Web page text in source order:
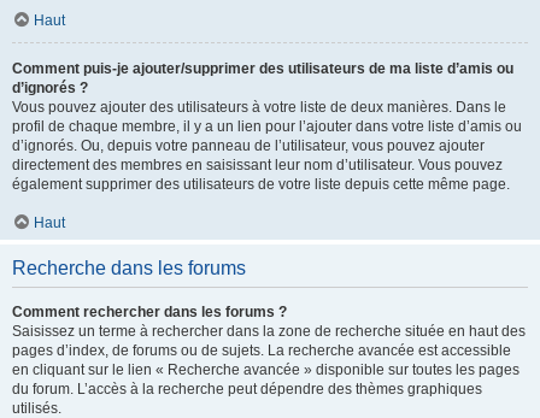
Haut
Comment puis-je ajouter/supprimer des utilisateurs de ma liste d’amis ou
d’ignorés ?
Vous pouvez ajouter des utilisateurs à votre liste de deux manières. Dans le
profil de chaque membre, il y a un lien pour l’ajouter dans votre liste d’amis ou
d’ignorés. Ou, depuis votre panneau de l’utilisateur, vous pouvez ajouter
directement des membres en saisissant leur nom d’utilisateur. Vous pouvez
également supprimer des utilisateurs de votre liste depuis cette même page.
Haut
Recherche dans les forums
Comment rechercher dans les forums ?
Saisissez un terme à rechercher dans la zone de recherche située en haut des
pages d’index, de forums ou de sujets. La recherche avancée est accessible
en cliquant sur le lien « Recherche avancée » disponible sur toutes les pages
du forum. L’accès à la recherche peut dépendre des thèmes graphiques
utilisés.